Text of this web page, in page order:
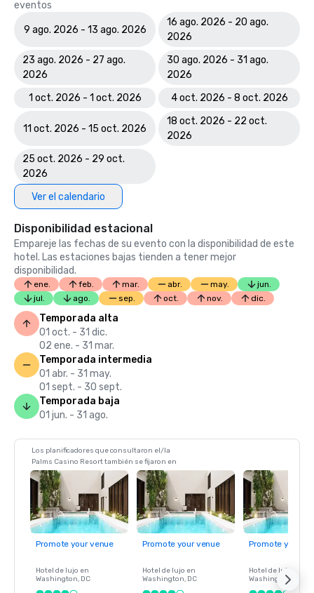
eventos
9 ago. 2026 - 13 ago. 2026
16 ago. 2026 - 20 ago.
2026
23 ago. 2026 - 27 ago.
2026
30 ago. 2026 - 31 ago.
2026
1 oct. 2026 - 1 oct. 2026
4 oct. 2026 - 8 oct. 2026
11 oct. 2026 - 15 oct. 2026
18 oct. 2026 - 22 oct.
2026
25 oct. 2026 - 29 oct.
2026
Ver el calendario
Disponibilidad estacional
Empareje las fechas de su evento con la disponibilidad de este
hotel. Las estaciones bajas tienden a tener mejor
disponibilidad.
ene. feb. mar. abr. may.
jun.
jul.
ago. sep. oct. nov. dic.
Temporada alta
01 oct. - 31 dic.
02 ene. - 31 mar.
Temporada intermedia
01 abr. - 31 may.
01 sept. - 30 sept.
Temporada baja
01 jun. - 31 ago.
Los planificadores que consultaron el/la
Palms Casino Resort también se fijaron en
Promote your venue
Hotel de lujo en
Washington, DC
Promote your venue
Hotel de lujo en
Washington, DC
Promote your
Hotel de lujo en
Washington